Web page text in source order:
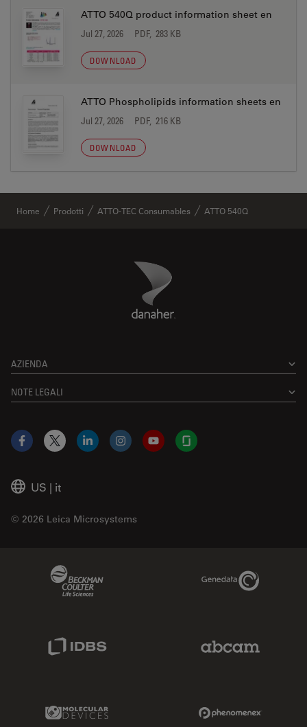
ATTO 540Q product information sheet en
Jul 27, 2026 PDF, 283 KB
DOWNLOAD
ATTO Phospholipids information sheets en
Jul 27, 2026 PDF, 216 KB
DOWNLOAD
Home Prodotti ATTO-TEC Consumables ATTO 540Q
Danaher Logo
AZIENDA
NOTE LEGALI
US | it
© 2026 Leica Microsystems
Facebook
X LinkedInInstagramYouTubeGlassdoor
Genedata Link
Molecular Devices Link